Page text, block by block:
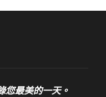
您最美的一天。